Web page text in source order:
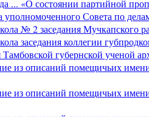
... «О состоянии партийной
уполномоченного Совета по
№ 2 заседания Мучкапского
заседания коллегии
Тамбовской губернской ученой
из описаний помещичьих
из описаний помещичьих